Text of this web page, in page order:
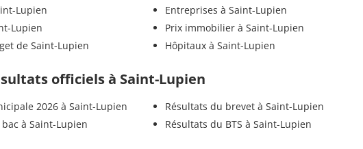
Lupien
Lupien
de Saint-Lupien
Entreprises à Saint-Lupien
Prix immobilier à Saint-Lupien
Hôpitaux à Saint-Lupien
officiels à Saint-Lupien
2026 à Saint-Lupien
à Saint-Lupien
Résultats du brevet à Saint-Lupien
Résultats du BTS à Saint-Lupien